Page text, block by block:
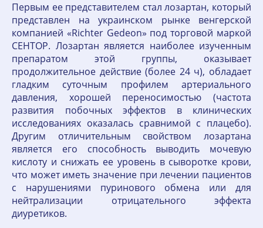
Первым ее представителем стал лозартан, который
представлен на украинском рынке венгерской
компанией «Richter Gedeon» под торговой маркой
СЕНТОР. Лозартан является наиболее изученным
препаратом этой группы, оказывает
продолжительное действие (более 24 ч), обладает
гладким суточным профилем артериального
давления, хорошей переносимостью (частота
развития побочных эффектов в клинических
исследованиях оказалась сравнимой с плацебо).
Другим отличительным свойством лозартана
является его способность выводить мочевую
кислоту и снижать ее уровень в сыворотке крови,
что может иметь значение при лечении пациентов
с нарушениями пуринового обмена или для
нейтрализации отрицательного эффекта
диуретиков.